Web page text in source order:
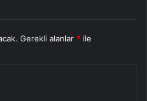
Gerekli alanlar * ile